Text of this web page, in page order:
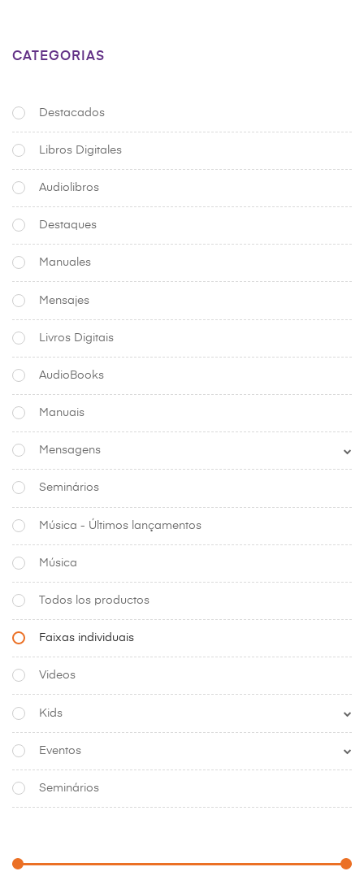
CATEGORIAS
Destacados
Libros Digitales
Audiolibros
Destaques
Manuales
Mensajes
Livros Digitais
AudioBooks
Manuais
Mensagens
Seminários
Música - Últimos lançamentos
Música
Todos los productos
Faixas individuais
Videos
Kids
Eventos
Seminários